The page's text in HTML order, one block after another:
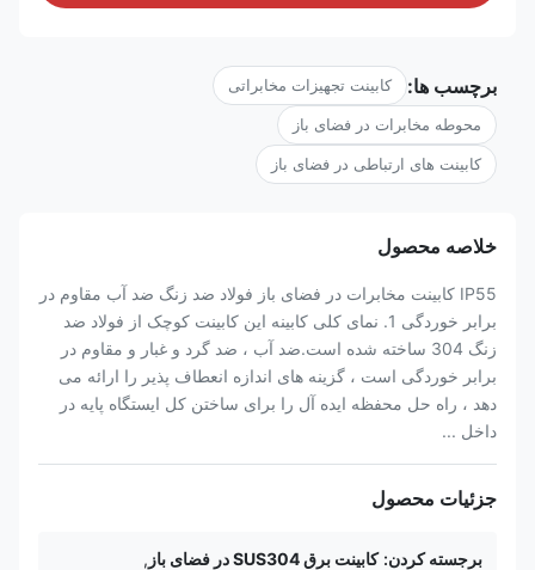
برچسب ها: کابینت تجهیزات مخابراتی
محوطه مخابرات در فضای باز
کابینت های ارتباطی در فضای باز
خلاصه محصول
IP55 کابینت مخابرات در فضای باز فولاد ضد زنگ ضد آب مقاوم در
برابر خوردگی 1. نمای کلی کابینه این کابینت کوچک از فولاد ضد
زنگ 304 ساخته شده است.ضد آب ، ضد گرد و غبار و مقاوم در
برابر خوردگی است ، گزینه های اندازه انعطاف پذیر را ارائه می
دهد ، راه حل محفظه ایده آل را برای ساختن کل ایستگاه پایه در
داخل ...
جزئیات محصول
برجسته کردن: کابینت برق SUS304 در فضای باز
,